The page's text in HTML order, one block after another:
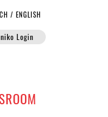
/ENGLISH
Login